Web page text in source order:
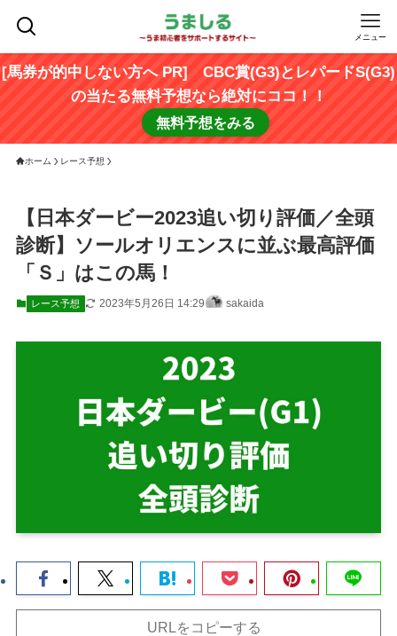
メニュー
[馬券が的中しない方へ PR] CBC賞(G3)とレパードS(G3)
の当たる無料予想なら絶対にココ！！
無料予想をみる
ホーム レース予想
【日本ダービー2023追い切り評価／全頭
診断】ソールオリエンスに並ぶ最高評価
「Ｓ」はこの馬！
レース予想 2023年5月26日 14:29 sakaida
URLをコピーする